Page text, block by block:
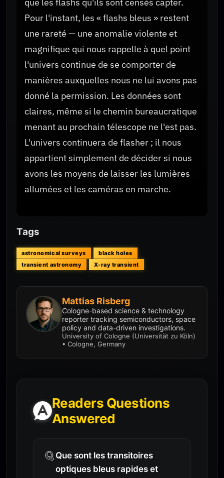
Pour l'instant, les « flashs bleus » restent
une rareté — une anomalie violente et
magnifique qui nous rappelle à quel point
l'univers continue de se comporter de
manières auxquelles nous ne lui avons pas
donné la permission. Les données sont
claires, même si le chemin bureaucratique
menant au prochain télescope ne l'est pas.
L'univers continuera de flasher ; il nous
appartient simplement de décider si nous
avons les moyens de laisser les lumières
allumées et les caméras en marche.
Tags
astronomical surveys
black holes
transient astronomy
X-ray transient
Mattias Risberg
Cologne-based science & technology
reporter tracking semiconductors, space
policy and data-driven investigations.
University of Cologne (Universität zu Köln)
• Cologne, Germany
Readers Questions
Answered
Que sont les transitoires
optiques bleus rapides et